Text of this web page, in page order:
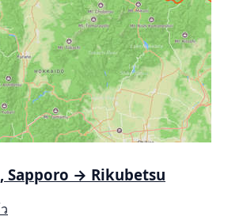
Sapporo → Rikubetsu